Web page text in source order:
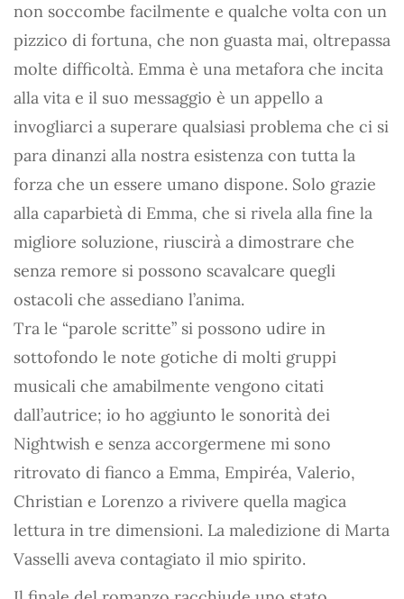
non soccombe facilmente e qualche volta con un
pizzico di fortuna, che non guasta mai, oltrepassa
molte difficoltà. Emma è una metafora che incita
alla vita e il suo messaggio è un appello a
invogliarci a superare qualsiasi problema che ci si
para dinanzi alla nostra esistenza con tutta la
forza che un essere umano dispone. Solo grazie
alla caparbietà di Emma, che si rivela alla fine la
migliore soluzione, riuscirà a dimostrare che
senza remore si possono scavalcare quegli
ostacoli che assediano l’anima.
Tra le “parole scritte” si possono udire in
sottofondo le note gotiche di molti gruppi
musicali che amabilmente vengono citati
dall’autrice; io ho aggiunto le sonorità dei
Nightwish e senza accorgermene mi sono
ritrovato di fianco a Emma, Empiréa, Valerio,
Christian e Lorenzo a rivivere quella magica
lettura in tre dimensioni. La maledizione di Marta
Vasselli aveva contagiato il mio spirito.